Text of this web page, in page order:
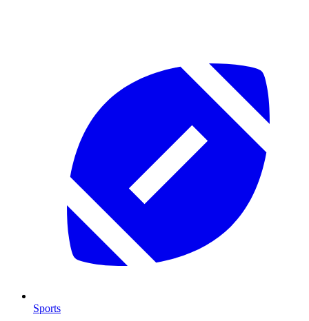
Sports